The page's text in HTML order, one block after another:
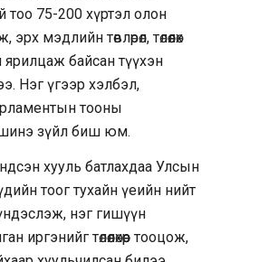
75-200 хүртэл олон
мэдлийн төвлөрөл, төлөөлөх
байсан түүхэн
Нэг үгээр хэлбэл,
тооны
зүйл биш юм.
хууль батлахдаа Улсын
тоог тухайн үеийн нийт
нэг гишүүн
төлөөлөхөөр тооцож,